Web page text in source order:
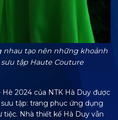
nhau tạo nên những khoảnh
tập Haute Couture
2024 của NTK Hà Duy được
tập: trang phục ứng dụng
Nhà thiết kế Hà Duy vẫn